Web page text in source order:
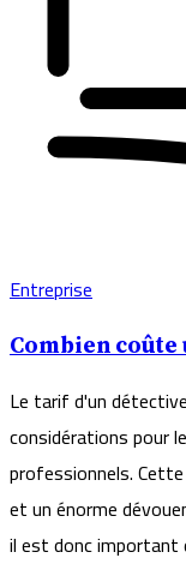
Entreprise
Combien
Le tarif d'un
considérations pour
professionnels.
et un énorme
il est donc important